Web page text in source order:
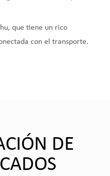
que tiene un rico
con el transporte.
DE